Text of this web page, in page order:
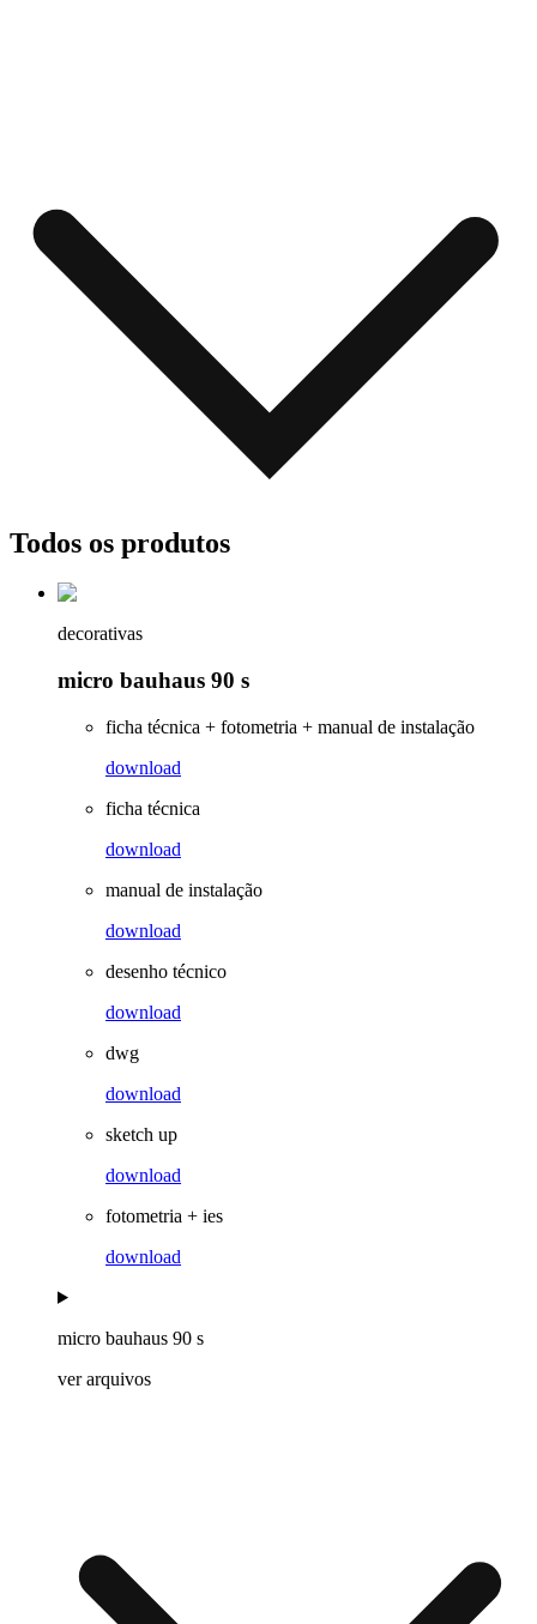
Todos os produtos
decorativas
micro bauhaus 90 s
ficha técnica + fotometria + manual de instalação
download
ficha técnica
download
manual de instalação
download
desenho técnico
download
dwg
download
sketch up
download
fotometria + ies
download
micro bauhaus 90 s
ver arquivos